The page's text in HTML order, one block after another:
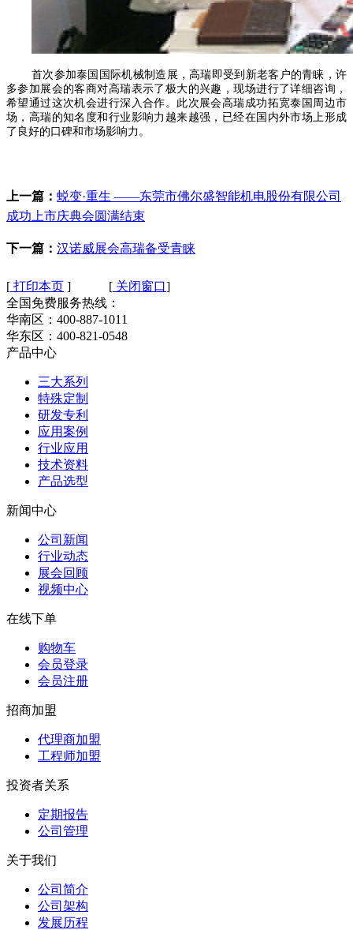
首次参加泰国国际机械制造展，高瑞即受到新老客户的青睐，许
多参加展会的客商对高瑞表示了极大的兴趣，现场进行了详细咨询，
希望通过这次机会进行深入合作。此次展会高瑞成功拓宽泰国周边市
场，高瑞的知名度和行业影响力越来越强，已经在国内外市场上形成
了良好的口碑和市场影响力。
上一篇： 蜕变·重生 ——东莞市佛尔盛智能机电股份有限公司
成功上市庆典会圆满结束
下一篇： 汉诺威展会高瑞备受青睐
[ 打印本页 ] [ 关闭窗口]
全国免费服务热线：
华南区：400-887-1011
华东区：400-821-0548
产品中心
三大系列
特殊定制
研发专利
应用案例
行业应用
技术资料
产品选型
新闻中心
公司新闻
行业动态
展会回顾
视频中心
在线下单
购物车
会员登录
会员注册
招商加盟
代理商加盟
工程师加盟
投资者关系
定期报告
公司管理
关于我们
公司简介
公司架构
发展历程